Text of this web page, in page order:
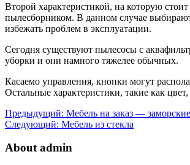
Второй характеристикой, на которую
пылесборником. В данном случае
избежать проблем в эксплуатации.
Сегодня существуют пылесосы с
уборки и они намного тяжелее обычных.
Касаемо управления, кнопки могут
Остальные характеристики, такие как
Предыдущий: Мебель на заказ —
Следующий: Мебель из стекла
About admin